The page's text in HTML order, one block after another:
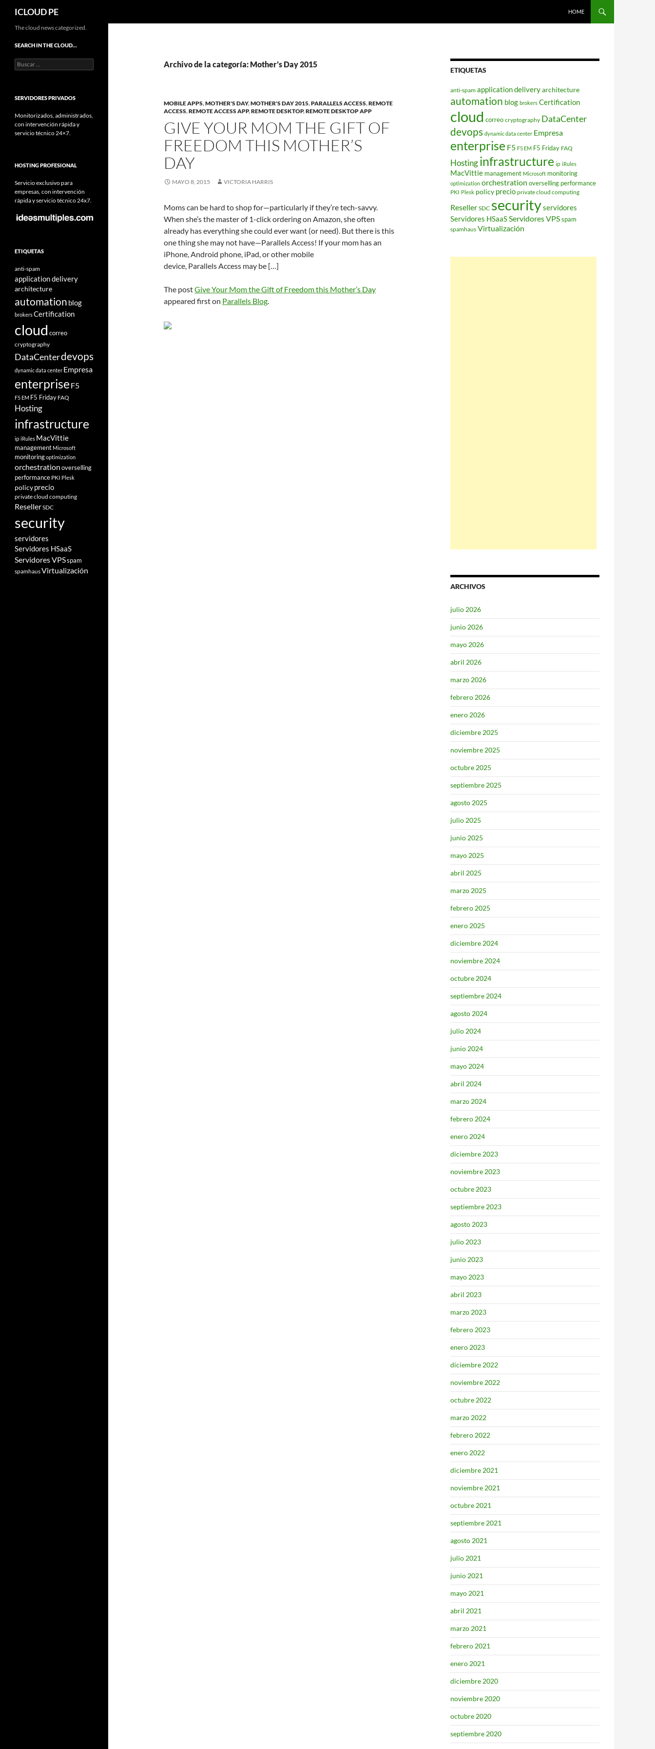
Saltar
contenido
ICLOUD PE HOME
Archivo de la categoría: Mother’s Day 2015
MOBILE APPS,MOTHER'S DAY,MOTHER'S DAY 2015,PARALLELS ACCESS,REMOTE
ACCESS,REMOTE ACCESS APP,REMOTE DESKTOP,REMOTE DESKTOP APP
GIVE YOUR MOM THE GIFT OF
FREEDOM THIS MOTHER’S
DAY
MAYO 8, 2015 VICTORIA HARRIS
Moms can be hard to shop for—particularly if they’re tech-savvy.
When she’s the master of 1-click ordering on Amazon, she often
already has everything she could ever want (or need). But there is this
one thing she may not have—Parallels Access! If your mom has an
iPhone, Android phone, iPad, or other mobile
device, Parallels Access may be […]
The postGive Your Mom the Gift of Freedom this Mother’s Day
appeared first on Parallels Blog.
ETIQUETAS
anti-spam application deliveryarchitecture
automation blog brokers Certification
cloud correo cryptography DataCenter
devops dynamic data center Empresa
enterprise F5 F5 EM F5 Friday FAQ
Hostinginfrastructure ip iRules
MacVittie management Microsoft monitoring
optimization orchestration overselling performance
PKI Plesk policy precio private cloud computing
Reseller SDC securityservidores
Servidores HSaaSServidores VPSspam
spamhaus Virtualización
ARCHIVOS
julio 2026
junio 2026
mayo 2026
abril 2026
marzo 2026
febrero 2026
enero 2026
diciembre 2025
noviembre 2025
octubre 2025
septiembre 2025
agosto 2025
julio 2025
junio 2025
mayo 2025
abril 2025
marzo 2025
febrero 2025
enero 2025
diciembre 2024
noviembre 2024
octubre 2024
septiembre 2024
agosto 2024
julio 2024
junio 2024
mayo 2024
abril 2024
marzo 2024
febrero 2024
enero 2024
diciembre 2023
noviembre 2023
octubre 2023
septiembre 2023
agosto 2023
julio 2023
junio 2023
mayo 2023
abril 2023
marzo 2023
febrero 2023
enero 2023
diciembre 2022
noviembre 2022
octubre 2022
marzo 2022
febrero 2022
enero 2022
diciembre 2021
noviembre 2021
octubre 2021
septiembre 2021
agosto 2021
julio 2021
junio 2021
mayo 2021
abril 2021
marzo 2021
febrero 2021
enero 2021
diciembre 2020
noviembre 2020
octubre 2020
septiembre 2020
The cloud news categorized.
SEARCH IN THE CLOUD…
Buscar:
SERVIDORES PRIVADOS
Monitorizados, administrados,
con intervención rápida y
servicio técnico 24×7.
HOSTING PROFESIONAL
Servicio exclusivo para
empresas, con intervención
rápida y servicio técnico 24x7.
ETIQUETAS
anti-spam
application delivery
architecture
automation blog
brokersCertification
cloud correo
cryptography
DataCenterdevops
dynamic data center Empresa
enterprise F5
F5 EM F5 Friday FAQ
Hosting
infrastructure
ipiRules MacVittie
management Microsoft
monitoringoptimization
orchestrationoverselling
performance PKI Plesk
policyprecio
private cloud computing
ResellerSDC
security
servidores
Servidores HSaaS
Servidores VPSspam
spamhausVirtualización